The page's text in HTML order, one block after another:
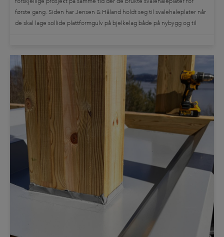
første gang. Siden har Jensen & Håland holdt seg til svalehaleplater når
de skal lage sollide plattformgulv på bjelkelag både på nybygg og til